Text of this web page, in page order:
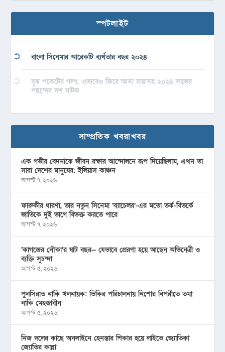
স্পটলাইট
বাংলা সিনেমার আরেকটি ব্যর্থতার বছর ২০২৪
বুক পকেটের গল্প, এভাবেও ফিরে আসা যায়’সহ ২০২৪ সালের
পছন্দের দশ নাটক
সাম্প্রতিক খবরাখবর
এক গভীর বেদনাকে জীবন রক্ষার আন্দোলনে রূপ দিয়েছিলাম, এখন তা
সারা দেশের মানুষের: ইলিয়াস কাঞ্চন
আগস্ট ৭, ২০২৬
ফারুকীর ধারণা, তার নতুন সিনেমা ‘ব্যাচেলর’-এর মতো তর্ক-বিতর্কে
জাতিকে দুই ভাগে বিভক্ত করতে পারে
আগস্ট ৭, ২০২৬
‘কাগজের নৌকা’র ষাট বছর— যেভাবে প্রেরণা হয়ে আছেন অভিনেত্রী ও
ব্যক্তি সুচন্দা
আগস্ট ৫, ২০২৬
পুলসিরাত নাকি খলনায়ক: ভিকির পরিচালনায় নিশোর বিপরীতে তমা
নাকি মেহজাবীন
আগস্ট ৫, ২০২৬
নিজ দলের কাছে অনলাইনে হেনস্তার শিকার হয়ে লাইভে জ্যোতিকা
জ্যোতির কান্না